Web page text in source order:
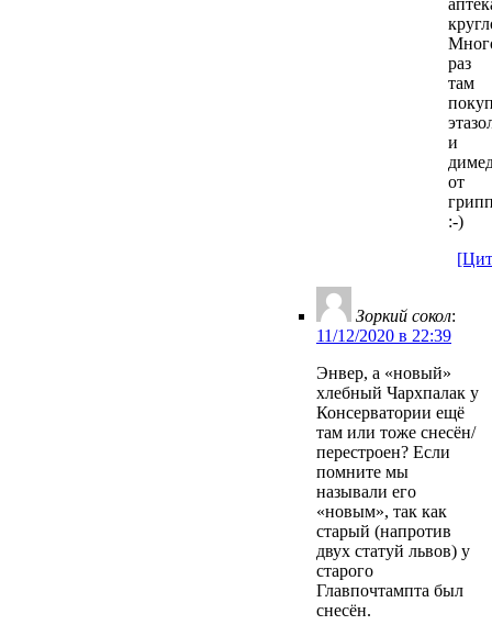
раз
там
и
от
:-)
Зоркий сокол:
11/12/2020 в 22:39
Энвер, а «новый»
хлебный Чархпалак у
Консерватории ещё
там или тоже снесён/
перестроен? Если
помните мы
называли его
«новым», так как
старый (напротив
двух статуй львов) у
старого
Главпочтампта был
снесён.